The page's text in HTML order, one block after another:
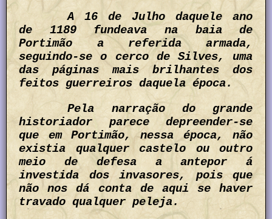
A 16 de Julho daquele ano
de 1189 fundeava na baia de
Portimão a referida armada,
seguindo-se o cerco de Silves, uma
das páginas mais brilhantes dos
feitos guerreiros daquela época.
Pela narração do grande
historiador parece depreender-se
que em Portimão, nessa época, não
existia qualquer castelo ou outro
meio de defesa a antepor á
investida dos invasores, pois que
não nos dá conta de aqui se haver
travado qualquer peleja.